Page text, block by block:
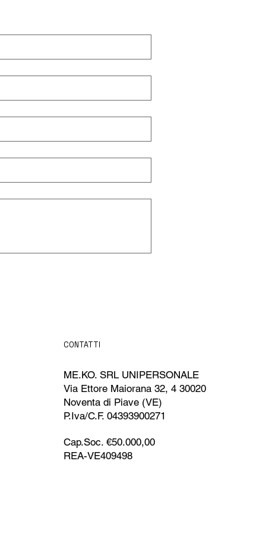
CONTATTI
ME.KO. SRL UNIPERSONALE
Via Ettore Maiorana 32, 4 30020
Noventa di Piave (VE)
P.Iva/C.F. 04393900271
Cap.Soc. €50.000,00
REA-VE409498